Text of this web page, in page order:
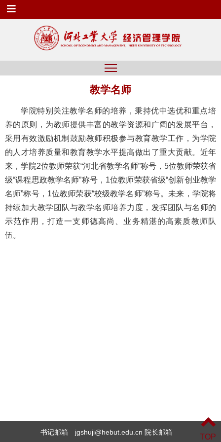
教学名师
学院特别关注教学名师的培养，秉持优中选优和重点培
养的原则，为教师提供丰富的教学资源和广阔的发展平台，
采用有效激励机制鼓励教师积极参与教育教学工作，为学院
的人才培养质量和教育教学水平提高做出了重大贡献。近年
来，学院2位教师荣获“河北省教学名师”称号，5位教师荣获省
级“课程思政教学名师”称号，1位教师荣获省级“创新创业教学
名师”称号，1位教师荣获“校级教学名师”称号。未来，学院将
持续加大教学团队与教学名师培养力度，发挥团队与名师的
示范作用，打造一支师德高尚、业务精湛的高素质教师队
伍。
书记邮箱 jgshuji@hebut.edu.cn 院长邮箱
TOP